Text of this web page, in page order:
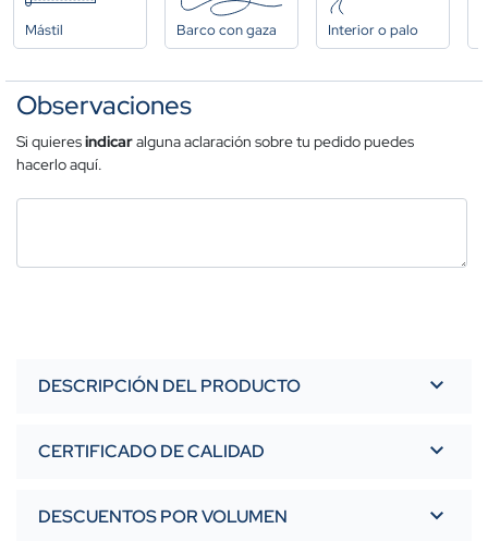
Mástil Barco con gaza Interior o palo
Observaciones
Si quieresindicaralguna aclaración sobre tu pedido puedes
hacerlo aquí.
DESCRIPCIÓN DEL PRODUCTO
CERTIFICADO DE CALIDAD
DESCUENTOS POR VOLUMEN